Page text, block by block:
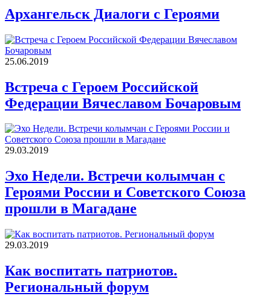
Архангельск Диалоги с Героями
25.06.2019
Встреча с Героем Российской
Федерации Вячеславом Бочаровым
29.03.2019
Эхо Недели. Встречи колымчан с
Героями России и Советского Союза
прошли в Магадане
29.03.2019
Как воспитать патриотов.
Региональный форум